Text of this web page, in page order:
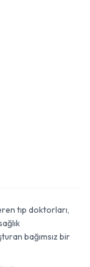
tıp doktorları,
bağımsız bir